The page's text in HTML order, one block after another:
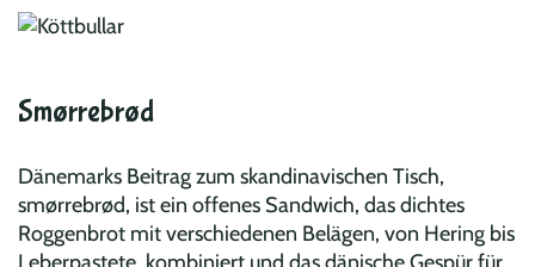
Smørrebrød
Dänemarks Beitrag zum skandinavischen Tisch,
smørrebrød, ist ein offenes Sandwich, das dichtes
Roggenbrot mit verschiedenen Belägen, von Hering bis